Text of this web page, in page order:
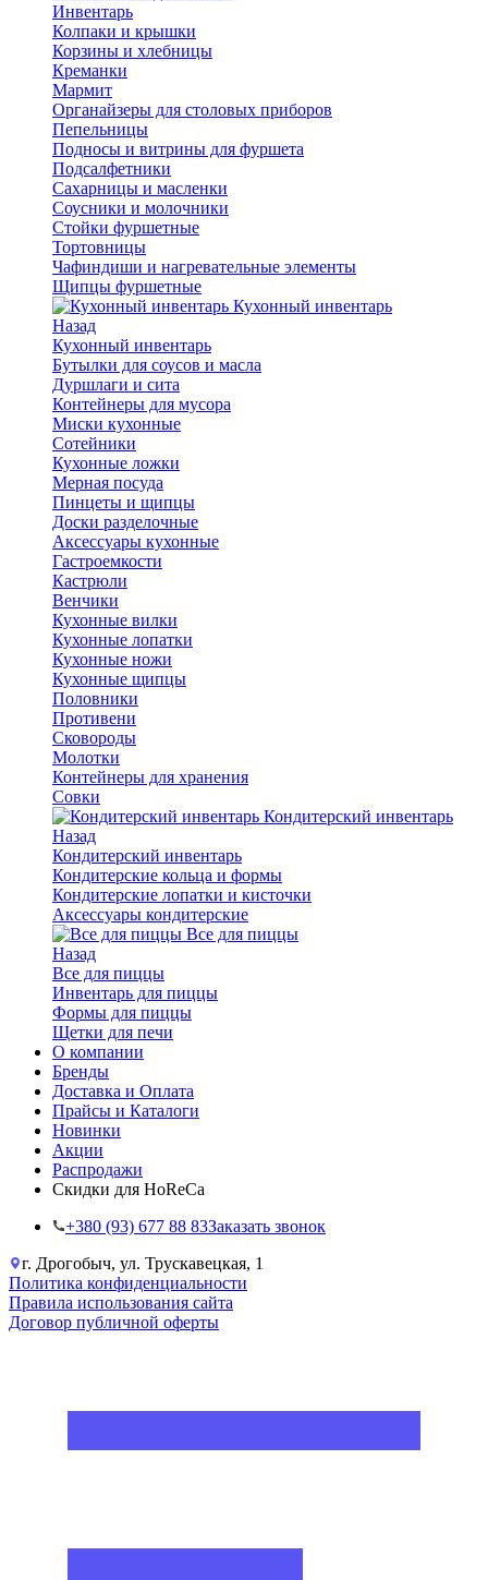
Инвентарь
Колпаки и крышки
Корзины и хлебницы
Креманки
Мармит
Органайзеры для столовых приборов
Пепельницы
Подносы и витрины для фуршета
Подсалфетники
Сахарницы и масленки
Соусники и молочники
Стойки фуршетные
Тортовницы
Чафиндиши и нагревательные элементы
Щипцы фуршетные
Кухонный инвентарь
Назад
Кухонный инвентарь
Бутылки для соусов и масла
Дуршлаги и сита
Контейнеры для мусора
Миски кухонные
Сотейники
Кухонные ложки
Мерная посуда
Пинцеты и щипцы
Доски разделочные
Аксессуары кухонные
Гастроемкости
Кастрюли
Венчики
Кухонные вилки
Кухонные лопатки
Кухонные ножи
Кухонные щипцы
Половники
Противени
Сковороды
Молотки
Контейнеры для хранения
Совки
Кондитерский инвентарь
Назад
Кондитерский инвентарь
Кондитерские кольца и формы
Кондитерские лопатки и кисточки
Аксессуары кондитерские
Все для пиццы
Назад
Все для пиццы
Инвентарь для пиццы
Формы для пиццы
Щетки для печи
О компании
Бренды
Доставка и Оплата
Прайсы и Каталоги
Новинки
Акции
Распродажи
Скидки для HoReCa
+38‎0 (93) 677 88 83Заказать звонок
г. Дрогобыч, ул. Трускавецкая, 1
Политика конфиденциальности
Правила использования сайта
Договор публичной оферты